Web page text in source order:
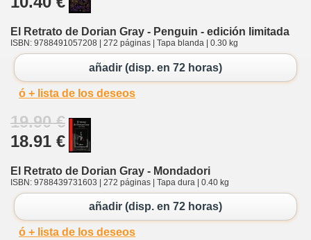
El Retrato de Dorian Gray - Penguin - edición limitada
ISBN: 9788491057208 | 272 páginas | Tapa blanda | 0.30 kg
añadir (disp. en 72 horas)
ó + lista de los deseos
19.90 €
18.91 €
El Retrato de Dorian Gray - Mondadori
ISBN: 9788439731603 | 272 páginas | Tapa dura | 0.40 kg
añadir (disp. en 72 horas)
ó + lista de los deseos